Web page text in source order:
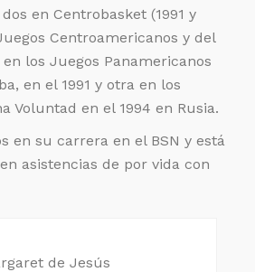
en Centrobasket (1991 y
Centroamericanos y del
los Juegos Panamericanos
en el 1991 y otra en los
Voluntad en el 1994 en Rusia.
en su carrera en el BSN y está
asistencias de por vida con
de Jesús